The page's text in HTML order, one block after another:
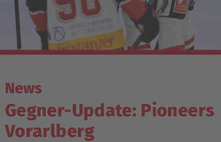
News
Gegner-Update: Pioneers
Vorarlberg